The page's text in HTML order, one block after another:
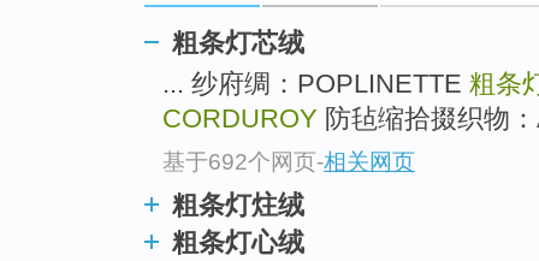
粗条灯芯绒
... 纱府绸：POPLINETTE 粗条
CORDUROY 防毡缩拾掇织物
基于692个网页-相关网页
粗条灯炷绒
粗条灯心绒